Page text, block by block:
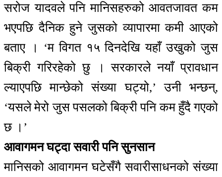
सरोज यादवले पनि मानिसहरुको आवतजावत कम
भएपछि दैनिक हुने जुसको व्यापारमा कमी आएको
बताए । ‘म विगत १५ दिनदेखि यहाँ उखुको जुस
बिक्री गरिरहेको छु । सरकारले नयाँ प्रावधान
ल्याएपछि मान्छेको संख्या घट्यो,’ उनी भन्छन्,
‘यसले मेरो जुस पसलको बिक्री पनि कम हुँदै गएको
छ ।’
आवागमन घट्दा सवारी पनि सुनसान
मानिसको आवागमन घटेसँगै सवारीसाधनको संख्या